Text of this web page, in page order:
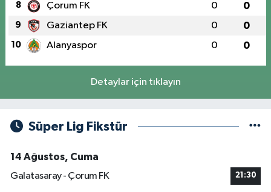
8 Çorum FK 0 0
9 Gaziantep FK 0 0
10 Alanyaspor 0 0
Detaylar için tıklayın
Süper Lig Fikstür
14 Ağustos, Cuma
Galatasaray - Çorum FK
21:30